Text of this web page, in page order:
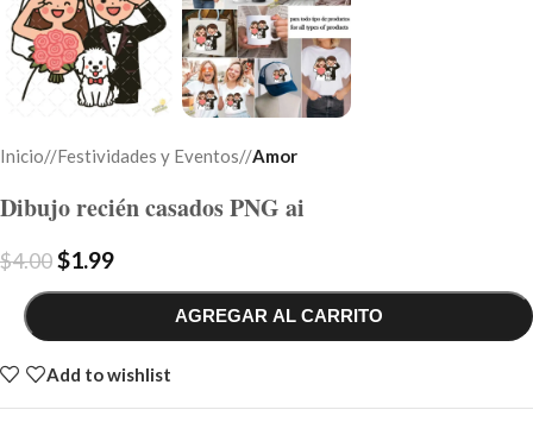
Inicio/ Festividades y Eventos/ Amor
Dibujo recién casados PNG ai
$4.00$1.99
AGREGAR AL CARRITO
Add to wishlist